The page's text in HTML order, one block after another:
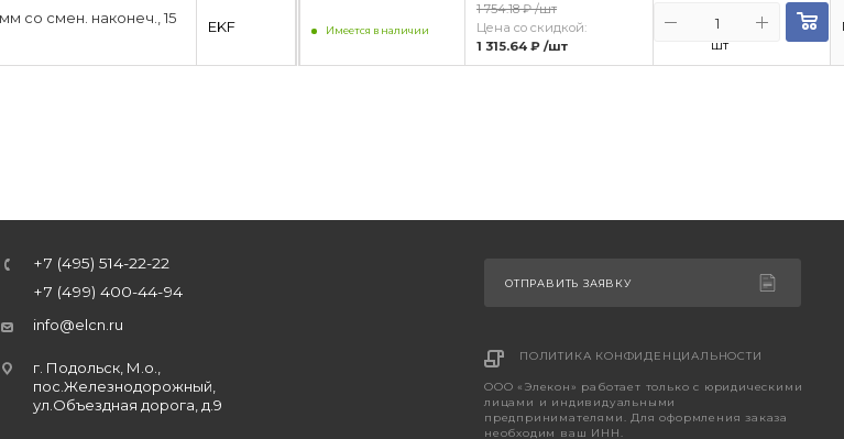
со смен. наконеч., 15
EKF Имеется в наличии
1 754.18 ₽ /шт
Цена со скидкой:
1 315.64 ₽ /шт шт
+7 (495) 514-22-22
+7 (499) 400-44-94
info@elcn.ru
г. Подольск, М.о.,
пос.Железнодорожный,
ул.Объездная дорога, д.9
ОТПРАВИТЬ ЗАЯВКУ
ПОЛИТИКА КОНФИДЕНЦИАЛЬНОСТИ
ООО «Элекон» работает только с юридическими
лицами и индивидуальными
предпринимателями. Для оформления заказа
необходим ваш ИНН.